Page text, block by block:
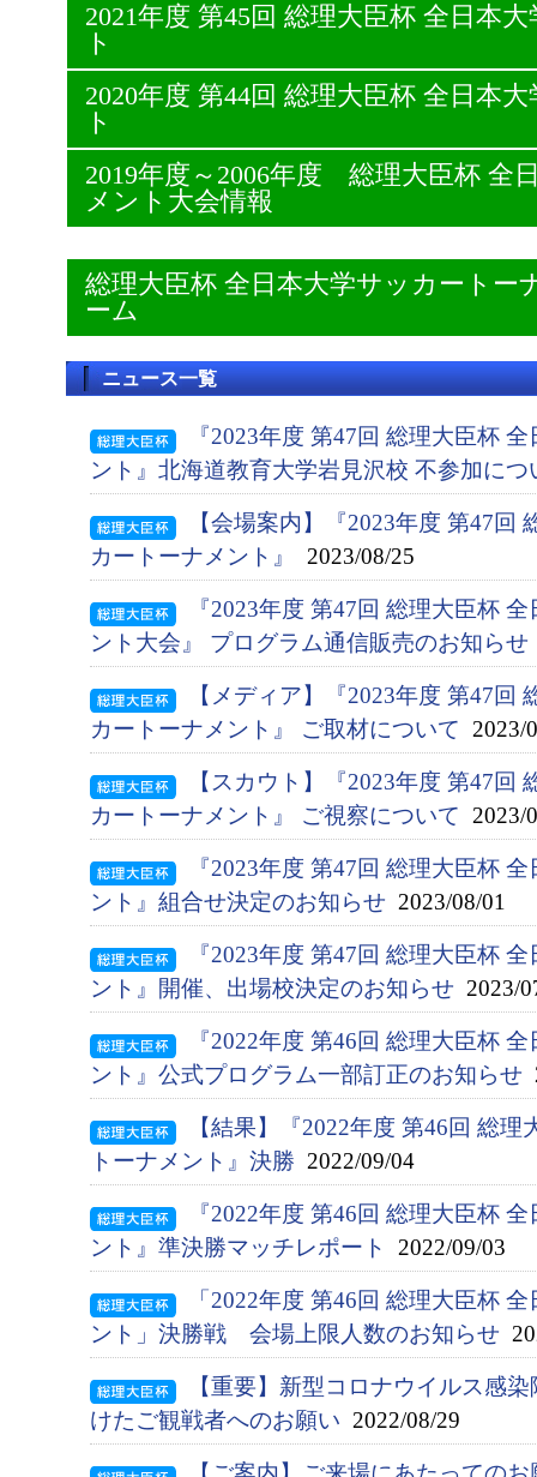
2021年度 第45回 総理大臣杯 全日本
ト
2020年度 第44回 総理大臣杯 全日本
ト
2019年度～2006年度 総理大臣杯 全
メント大会情報
総理大臣杯 全日本大学サッカート
ーム
ニュース一覧
『2023年度 第47回 総理大臣杯
ント』北海道教育大学岩見沢校 不参加につ
【会場案内】『2023年度 第47回
カートーナメント』
2023/08/25
『2023年度 第47回 総理大臣杯
ント大会』 プログラム通信販売のお知らせ
【メディア】『2023年度 第47回
カートーナメント』 ご取材について 2023/
【スカウト】『2023年度 第47回
カートーナメント』 ご視察について 2023/
『2023年度 第47回 総理大臣杯
ント』組合せ決定のお知らせ 2023/08/01
『2023年度 第47回 総理大臣杯
ント』開催、出場校決定のお知らせ 2023/
『2022年度 第46回 総理大臣杯
ント』公式プログラム一部訂正のお知らせ
【結果】『2022年度 第46回 総
トーナメント』決勝 2022/09/04
『2022年度 第46回 総理大臣杯
ント』準決勝マッチレポート
2022/09/03
「2022年度 第46回 総理大臣杯
ント」決勝戦 会場上限人数のお知らせ
【重要】新型コロナウイルス感
けたご観戦者へのお願い 2022/08/29